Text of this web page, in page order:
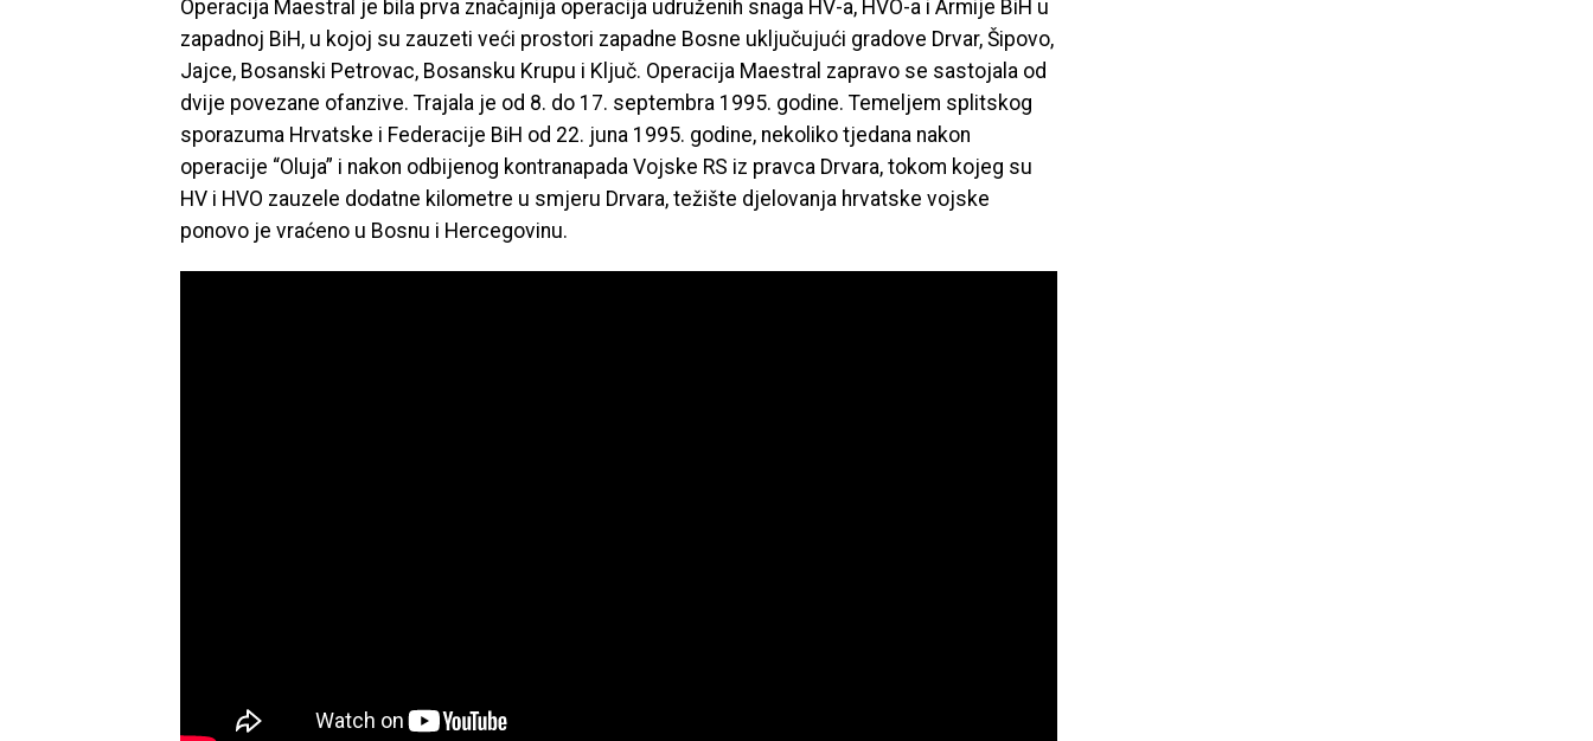
Operacija Maestral je bila prva značajnija operacija udruženih snaga HV-a, HVO-a i Armije BiH u
zapadnoj BiH, u kojoj su zauzeti veći prostori zapadne Bosne uključujući gradove Drvar, Šipovo,
Jajce, Bosanski Petrovac, Bosansku Krupu i Ključ. Operacija Maestral zapravo se sastojala od
dvije povezane ofanzive. Trajala je od 8. do 17. septembra 1995. godine. Temeljem splitskog
sporazuma Hrvatske i Federacije BiH od 22. juna 1995. godine, nekoliko tjedana nakon
operacije “Oluja” i nakon odbijenog kontranapada Vojske RS iz pravca Drvara, tokom kojeg su
HV i HVO zauzele dodatne kilometre u smjeru Drvara, težište djelovanja hrvatske vojske
ponovo je vraćeno u Bosnu i Hercegovinu.